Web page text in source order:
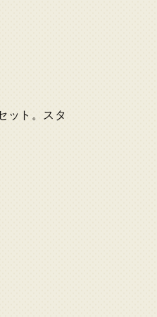
ット。スタ